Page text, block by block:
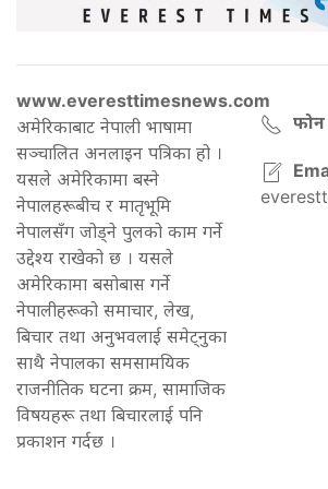
www.everesttimesnews.com
अमेरिकाबाट नेपाली भाषामा
सञ्चालित अनलाइन पत्रिका हो ।
यसले अमेरिकामा बस्ने
नेपालहरूबीच र मातृभूमि
नेपालसँग जोड्ने पुलको काम गर्ने
उद्देश्य राखेको छ । यसले
अमेरिकामा बसोबास गर्ने
नेपालीहरूको समाचार, लेख,
बिचार तथा अनुभवलाई समेट्नुका
साथै नेपालका समसामयिक
राजनीतिक घटना क्रम, सामाजिक
विषयहरू तथा बिचारलाई पनि
प्रकाशन गर्दछ ।
फोन